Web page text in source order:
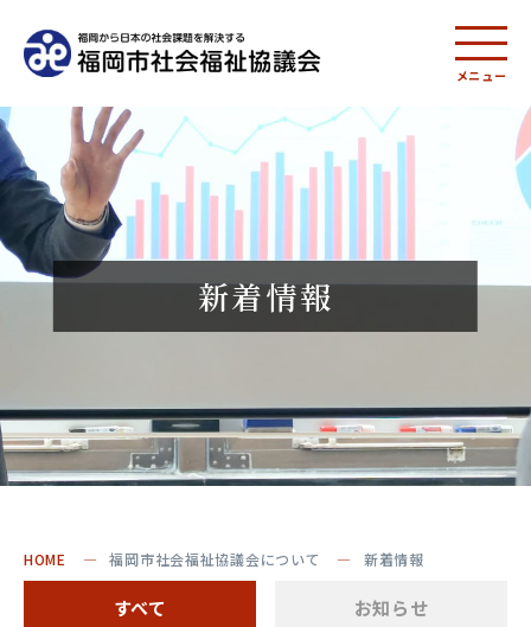
メニュー
新着情報
HOME 福岡市社会福祉協議会について 新着情報
すべて お知らせ